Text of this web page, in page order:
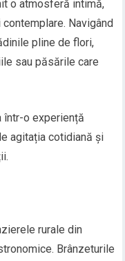
o atmosferă intimă,
Navigând
pline de flori,
sau păsările care
într-o experiență
agitația cotidiană și
rurale din
Brânzeturile